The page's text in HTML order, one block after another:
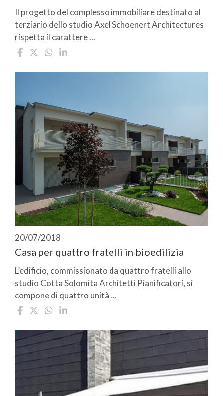
Il progetto del complesso immobiliare destinato al
terziario dello studio Axel Schoenert Architectures
rispetta il carattere ...
20/07/2018
Casa per quattro fratelli in bioedilizia
L’edificio, commissionato da quattro fratelli allo
studio Cotta Solomita Architetti Pianificatori, si
compone di quattro unità ...